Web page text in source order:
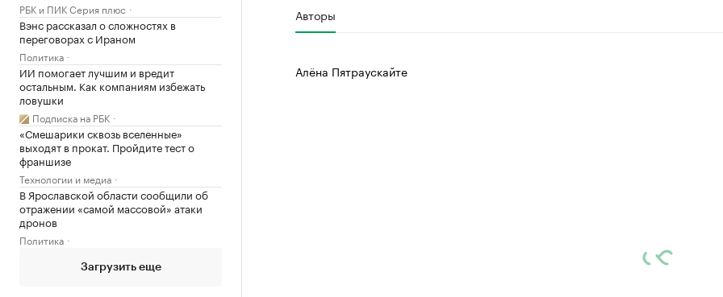
РБК и ПИК Серия плюс
Вэнс рассказал о сложностях в
переговорах с Ираном
Политика
ИИ помогает лучшим и вредит
остальным. Как компаниям избежать
ловушки
Подписка на РБК
«Смешарики сквозь вселенные»
выходят в прокат. Пройдите тест о
франшизе
Технологии и медиа
В Ярославской области сообщили об
отражении «самой массовой» атаки
дронов
Политика
Загрузить еще
Авторы
Алёна Пятраускайте